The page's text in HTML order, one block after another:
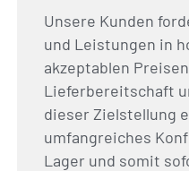
Unsere Kunden
und Leistungen in
akzeptablen
Lieferbereitschaft
dieser Zielstellung
umfangreiches
Lager und somit